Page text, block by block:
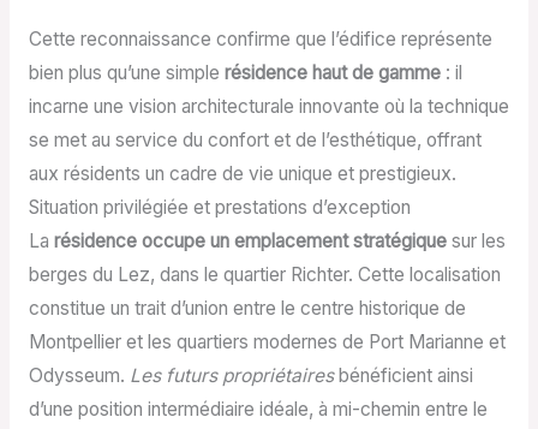
Cette reconnaissance confirme que l’édifice représente
bien plus qu’une simple résidence haut de gamme: il
incarne une vision architecturale innovante où la technique
se met au service du confort et de l’esthétique, offrant
aux résidents un cadre de vie unique et prestigieux.
Situation privilégiée et prestations d’exception
La résidence occupe un emplacement stratégiquesur les
berges du Lez, dans le quartier Richter. Cette localisation
constitue un trait d’union entre le centre historique de
Montpellier et les quartiers modernes de Port Marianne et
Odysseum. Les futurs propriétairesbénéficient ainsi
d’une position intermédiaire idéale, à mi-chemin entre le